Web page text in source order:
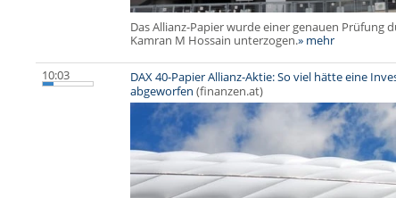
Das Allianz-Papier wurde einer genauen Prüfung
Kamran M Hossain unterzogen.» mehr
10:03
DAX 40-Papier Allianz-Aktie: So viel hätte eine
abgeworfen (finanzen.at)